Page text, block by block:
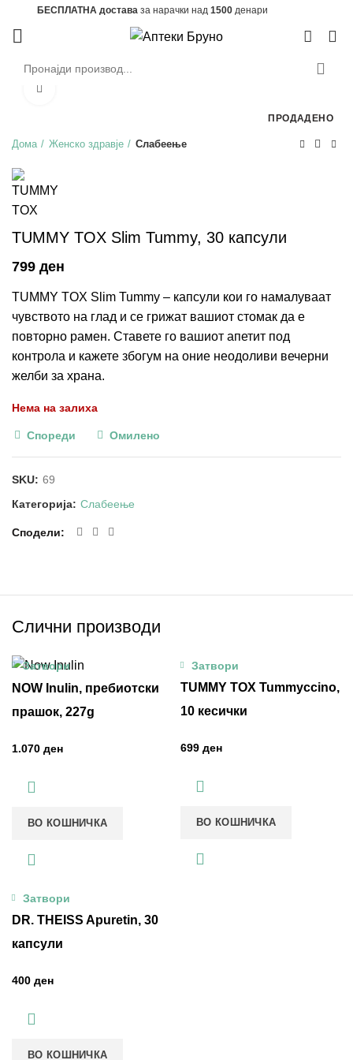
БЕСПЛАТНА достава за нарачки над 1500 денари
ПРОДАДЕНО
Дома Женско здравје Слабеење
TUMMY TOX Slim Tummy, 30 капсули
ден
TUMMY TOX Slim Tummy – капсули кои го намалуваат
чувството на глад и се грижат вашиот стомак да е
повторно рамен. Ставете го вашиот апетит под
контрола и кажете збогум на оние неодоливи вечерни
желби за храна.
Нема на залиха
Спореди Омилено
SKU: 69
Категорија: Слабеење
Сподели
Слични производи
Затвори
NOW Inulin, пребиотски
прашок, 227g
ден
ВО КОШНИЧКА
Затвори
TUMMY TOX Tummyccino,
10 кесички
ден
ВО КОШНИЧКА
Затвори
DR. THEISS Apuretin, 30
капсули
ден
ВО КОШНИЧКА